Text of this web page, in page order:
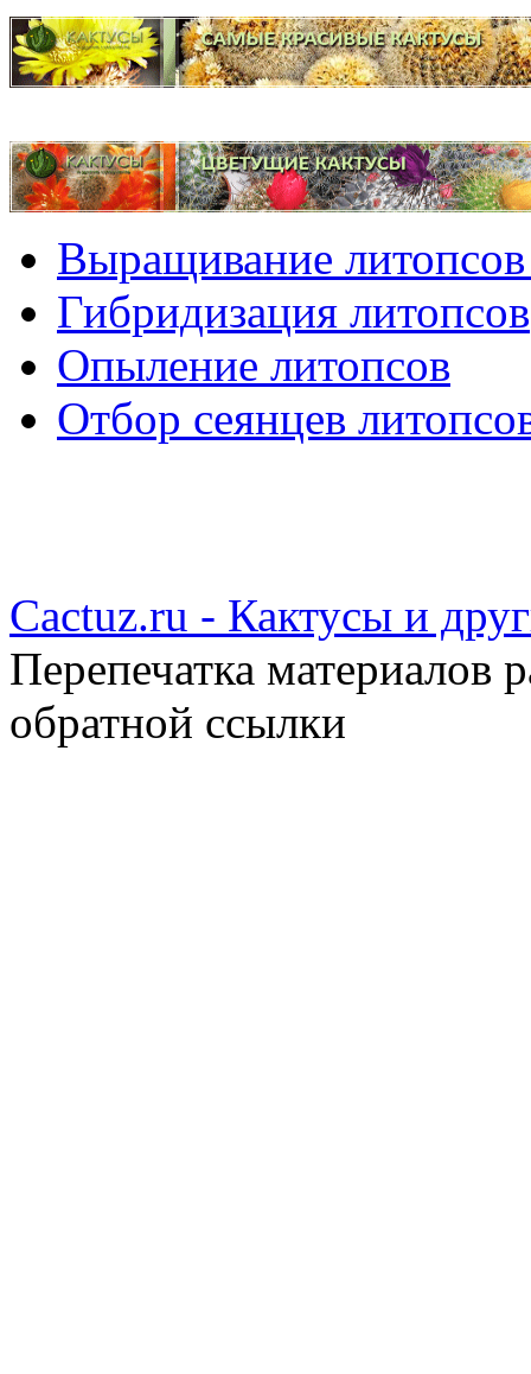
Выращивание
Гибридизация литопсов
Опыление литопсов
Отбор сеянцев
Cactuz.ru - Кактусы и
Перепечатка материалов
обратной ссылки